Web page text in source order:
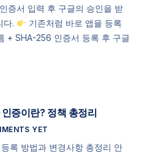
증서 입력 후 구글의 승인을 받
다.
기존처럼 바로 앱을 등록
+ SHA-256 인증서 등록 후 구글
증이란? 정책 총정리
YET
록 방법과 변경사항 총정리 안